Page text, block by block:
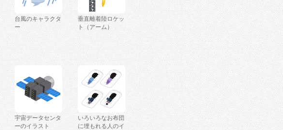
台風のキャラクタ
ー
垂直離着陸ロケッ
ト（アーム）
宇宙データセンタ
ーのイラスト
いろいろなお布団
に埋もれる人のイ